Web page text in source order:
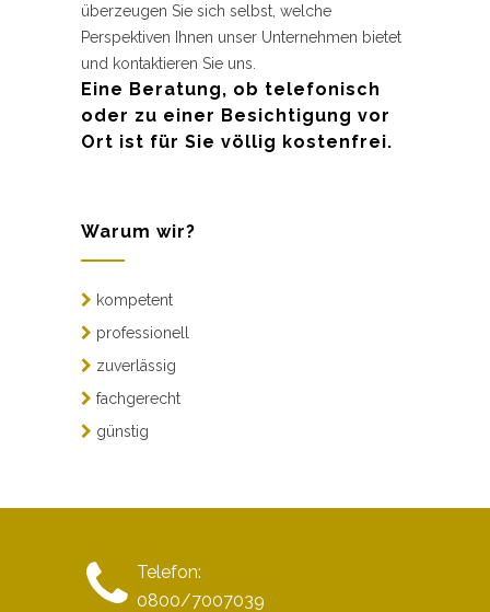
überzeugen Sie sich selbst, welche
Perspektiven Ihnen unser Unternehmen bietet
und kontaktieren Sie uns.
Eine Beratung, ob telefonisch
oder zu einer Besichtigung vor
Ort ist für Sie völlig kostenfrei.
Warum wir?
kompetent
professionell
zuverlässig
fachgerecht
günstig
Telefon:
0800/7007039